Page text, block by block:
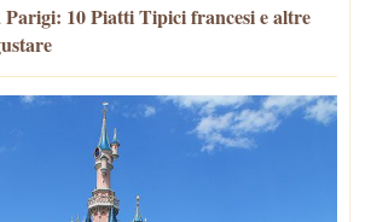
Parigi: 10 Piatti Tipici francesi e altre